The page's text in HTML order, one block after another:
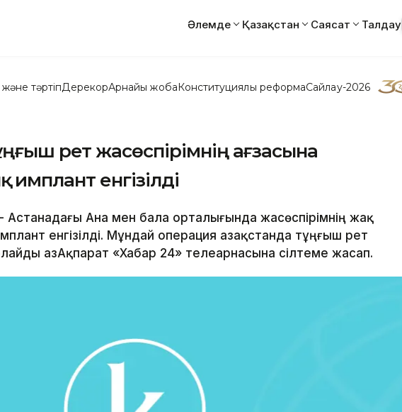
Әлемде Қазақстан Саясат Талдау
тәртіпДерекқорАрнайы жобаКонституциялық реформаСайлау-2026
рет жасөспірімнің ағзасына
енгізілді
Астанадағы Ана мен бала орталығында жасөспірімнің жақ
енгізілді. Мұндай операция Қазақстанда тұңғыш рет
ҚазАқпарат «Хабар 24» телеарнасына сілтеме жасап.